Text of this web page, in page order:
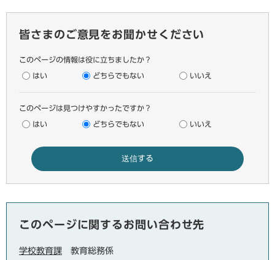
皆さまのご意見をお聞かせください
このページの情報は役に立ちましたか？
はい どちらでもない いいえ
このページは見つけやすかったですか？
はい どちらでもない いいえ
このページに関するお問い合わせ先
学校教育課 教育総務係